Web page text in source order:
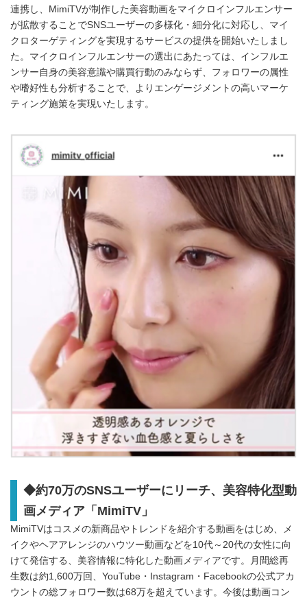
連携し、MimiTVが制作した美容動画をマイクロインフルエンサー
が拡散することでSNSユーザーの多様化・細分化に対応し、マイ
クロターゲティングを実現するサービスの提供を開始いたしまし
た。マイクロインフルエンサーの選出にあたっては、インフルエ
ンサー自身の美容意識や購買行動のみならず、フォロワーの属性
や嗜好性も分析することで、よりエンゲージメントの高いマーケ
ティング施策を実現いたします。
◆約70万のSNSユーザーにリーチ、美容特化型動
画メディア「MimiTV」
MimiTVはコスメの新商品やトレンドを紹介する動画をはじめ、メ
イクやヘアアレンジのハウツー動画などを10代～20代の女性に向
けて発信する、美容情報に特化した動画メディアです。月間総再
生数は約1,600万回、YouTube・Instagram・Facebookの公式アカ
ウントの総フォロワー数は68万を超えています。今後は動画コン